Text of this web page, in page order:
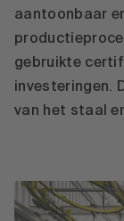
aantoonbaar
gebruikte
investeringen.
van het staal